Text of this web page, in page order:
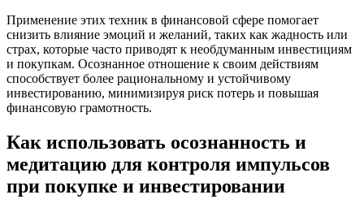
Применение этих техник в финансовой сфере помогает
снизить влияние эмоций и желаний, таких как жадность или
страх, которые часто приводят к необдуманным инвестициям
и покупкам. Осознанное отношение к своим действиям
способствует более рациональному и устойчивому
инвестированию, минимизируя риск потерь и повышая
финансовую грамотность.
Как использовать осознанность и
медитацию для контроля импульсов
при покупке и инвестировании